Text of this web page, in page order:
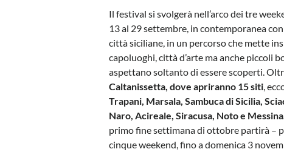
Il festival si svolgerà nell’arco dei tre
13 al 29 settembre, in contemporanea
città siciliane, in un percorso che mette
capoluoghi, città d’arte ma anche piccoli
aspettano soltanto di essere scoperti.
Caltanissetta, dove apriranno 15 siti ,
Trapani, Marsala, Sambuca di Sicilia,
Naro, Acireale, Siracusa, Noto e Messina.
primo fine settimana di ottobre partirà –
cinque weekend, fino a domenica 3